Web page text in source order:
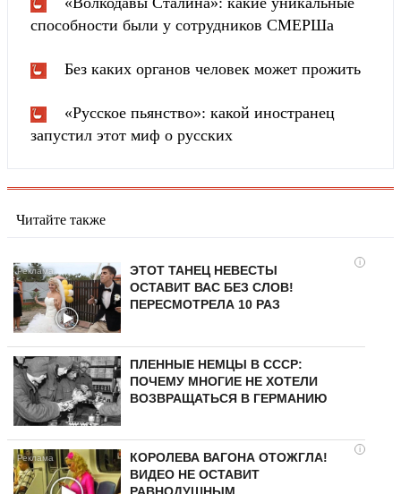
способности были у сотрудников СМЕРШа
Без каких органов человек может прожить
«Русское пьянство»: какой иностранец
запустил этот миф о русских
Читайте также
i
ЭТОТ ТАНЕЦ НЕВЕСТЫ
ОСТАВИТ ВАС БЕЗ СЛОВ!
ПЕРЕСМОТРЕЛА 10 РАЗ
ПЛЕННЫЕ НЕМЦЫ В СССР:
ПОЧЕМУ МНОГИЕ НЕ ХОТЕЛИ
ВОЗВРАЩАТЬСЯ В ГЕРМАНИЮ
i
КОРОЛЕВА ВАГОНА ОТОЖГЛА!
ВИДЕО НЕ ОСТАВИТ